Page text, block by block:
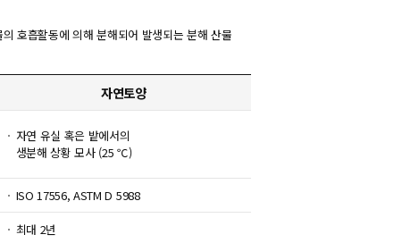
호흡활동에 의해 분해되어 발생되는 분해 산물
자연토양
자연 유실 혹은 밭에서의
생분해 상황 모사 (25 ℃)
ISO 17556, ASTM D 5988
최대 2년